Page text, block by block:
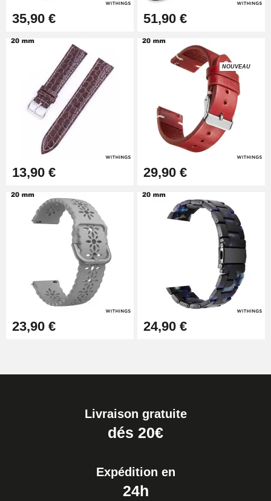
35,90 € 51,90 €
13,90 €
NOUVEAU
29,90 €
23,90 € 24,90 €
Livraison gratuite
dés 20€
Expédition en
24h